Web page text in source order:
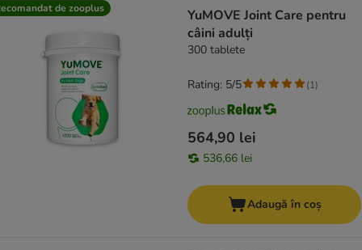
de zooplus
YuMOVE Joint Care pentru
câini adulți
300 tablete
564,90 lei
536,66 lei
Rating: 5/5 (1)
Adaugă în coș